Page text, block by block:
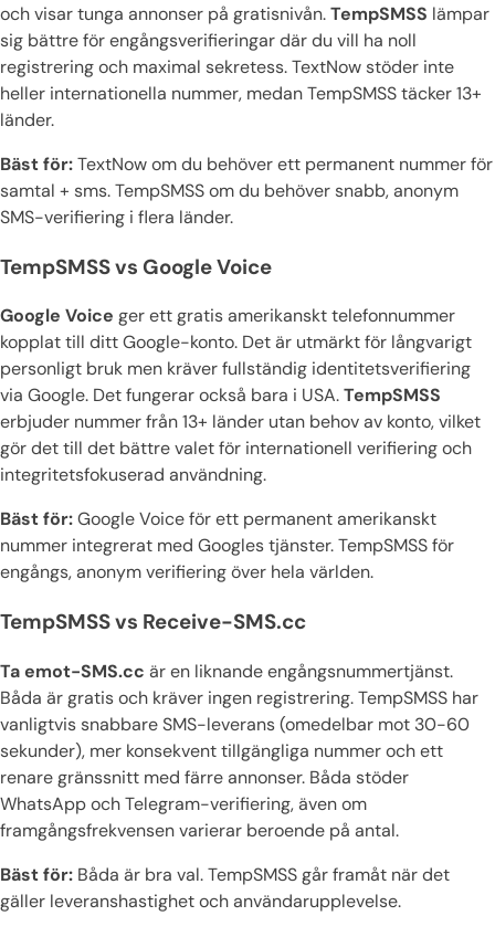
och visar tunga annonser på gratisnivån.TempSMSS lämpar
sig bättre för engångsverifieringar där du vill ha noll
registrering och maximal sekretess. TextNow stöder inte
heller internationella nummer, medan TempSMSS täcker 13+
länder.
Bäst för:TextNow om du behöver ett permanent nummer för
samtal + sms. TempSMSS om du behöver snabb, anonym
SMS-verifiering i flera länder.
TempSMSS vs Google Voice
Google Voice ger ett gratis amerikanskt telefonnummer
kopplat till ditt Google-konto. Det är utmärkt för långvarigt
personligt bruk men kräver fullständig identitetsverifiering
via Google. Det fungerar också bara i USA.TempSMSS
erbjuder nummer från 13+ länder utan behov av konto, vilket
gör det till det bättre valet för internationell verifiering och
integritetsfokuserad användning.
Bäst för:Google Voice för ett permanent amerikanskt
nummer integrerat med Googles tjänster. TempSMSS för
engångs, anonym verifiering över hela världen.
TempSMSS vs Receive-SMS.cc
Ta emot-SMS.cc är en liknande engångsnummertjänst.
Båda är gratis och kräver ingen registrering. TempSMSS har
vanligtvis snabbare SMS-leverans (omedelbar mot 30-60
sekunder), mer konsekvent tillgängliga nummer och ett
renare gränssnitt med färre annonser. Båda stöder
WhatsApp och Telegram-verifiering, även om
framgångsfrekvensen varierar beroende på antal.
Bäst för: Båda är bra val. TempSMSS går framåt när det
gäller leveranshastighet och användarupplevelse.